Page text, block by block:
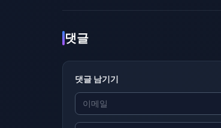
댓글
댓글 남기기